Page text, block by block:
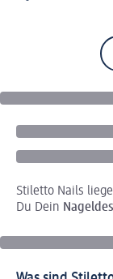
Stiletto Nails
Du Dein